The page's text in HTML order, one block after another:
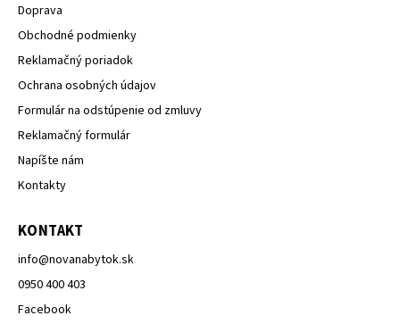
Doprava
Obchodné podmienky
Reklamačný poriadok
Ochrana osobných údajov
Formulár na odstúpenie od zmluvy
Reklamačný formulár
Napíšte nám
Kontakty
KONTAKT
info@novanabytok.sk
0950 400 403
Facebook